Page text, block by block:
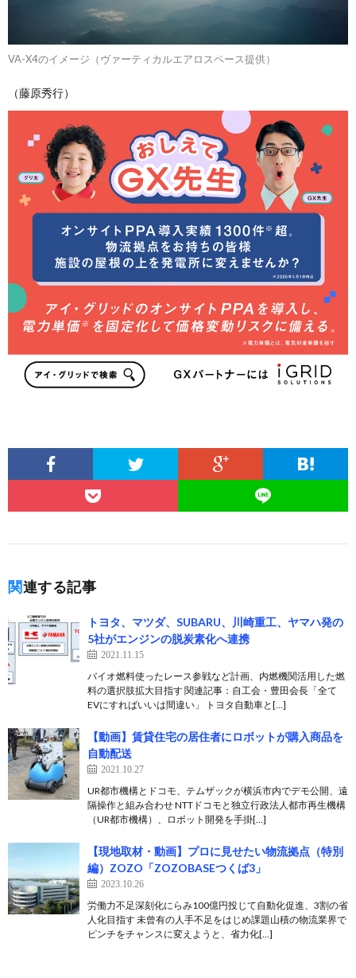
VA-X4のイメージ（ヴァーティカルエアロスペース提供）
（藤原秀行）
関連する記事
トヨタ、マツダ、SUBARU、川崎重工、ヤマハ発の
5社がエンジンの脱炭素化へ連携
2021.11.15
バイオ燃料使ったレース参戦など計画、内燃機関活用した燃
料の選択肢拡大目指す 関連記事：自工会・豊田会長「全て
EVにすればいいは間違い」 トヨタ自動車と[…]
【動画】賃貸住宅の居住者にロボットが購入商品を
自動配送
2021.10.27
UR都市機構とドコモ、テムザックが横浜市内でデモ公開、遠
隔操作と組み合わせ NTTドコモと独立行政法人都市再生機構
（UR都市機構）、ロボット開発を手掛[…]
【現地取材・動画】プロに見せたい物流拠点（特別
編）ZOZO「ZOZOBASEつくば3」
2023.10.26
労働力不足深刻化にらみ100億円投じて自動化促進、3割の省
人化目指す 未曾有の人手不足をはじめ課題山積の物流業界で
ピンチをチャンスに変えようと、省力化[…]